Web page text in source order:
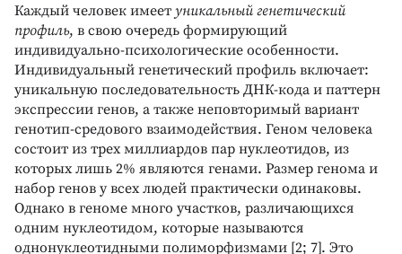
Каждый человек имеет уникальный генетический
профиль, в свою очередь формирующий
индивидуально-психологические особенности.
Индивидуальный генетический профиль включает:
уникальную последовательность ДНК-кода и паттерн
экспрессии генов, а также неповторимый вариант
генотип-средового взаимодействия. Геном человека
состоит из трех миллиардов пар нуклеотидов, из
которых лишь 2% являются генами. Размер генома и
набор генов у всех людей практически одинаковы.
Однако в геноме много участков, различающихся
одним нуклеотидом, которые называются
однонуклеотидными полиморфизмами [2; 7]. Это